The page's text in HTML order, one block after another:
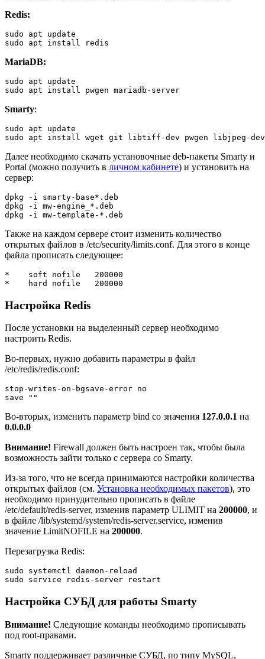
Redis:
sudo apt update
sudo apt install redis
MariaDB:
sudo apt update
sudo apt install pwgen mariadb-server
Smarty:
sudo apt update
sudo apt install wget git libtiff-dev pwgen libjpeg-dev
Далее необходимо скачать установочные deb-пакеты Smarty и
Portal (можно получить в личном кабинете) и установить на
сервер:
dpkg -i smarty-base*.deb
dpkg -i mw-engine_*.deb
dpkg -i mw-template-*.deb
Также на каждом сервере стоит изменить количество
открытых файлов в /etc/security/limits.conf. Для этого в конце
файла прописать следующее:
*    soft nofile   200000
*    hard nofile   200000
Настройка Redis
После установки на выделенный сервер необходимо
настроить Redis.
Во-первых, нужно добавить параметры в файл
/etc/redis/redis.conf:
stop-writes-on-bgsave-error no
save ""
Во-вторых, изменить параметр bind со значения 127.0.0.1 на
0.0.0.0
Внимание! Firewall должен быть настроен так, чтобы была
возможность зайти только с сервера со Smarty.
Из-за того, что не всегда принимаются настройки количества
открытых файлов (см. Установка необходимых пакетов), это
необходимо принудительно прописать в файле
/etc/default/redis-server, изменив параметр ULIMIT на 200000, и
в файле /lib/systemd/system/redis-server.service, изменив
значение LimitNOFILE на 200000.
Перезагрузка Redis:
sudo systemctl daemon-reload
sudo service redis-server restart
Настройка СУБД для работы Smarty
Внимание! Следующие команды необходимо прописывать
под root-правами.
Smarty поддерживает различные СУБД, по типу MySQL,